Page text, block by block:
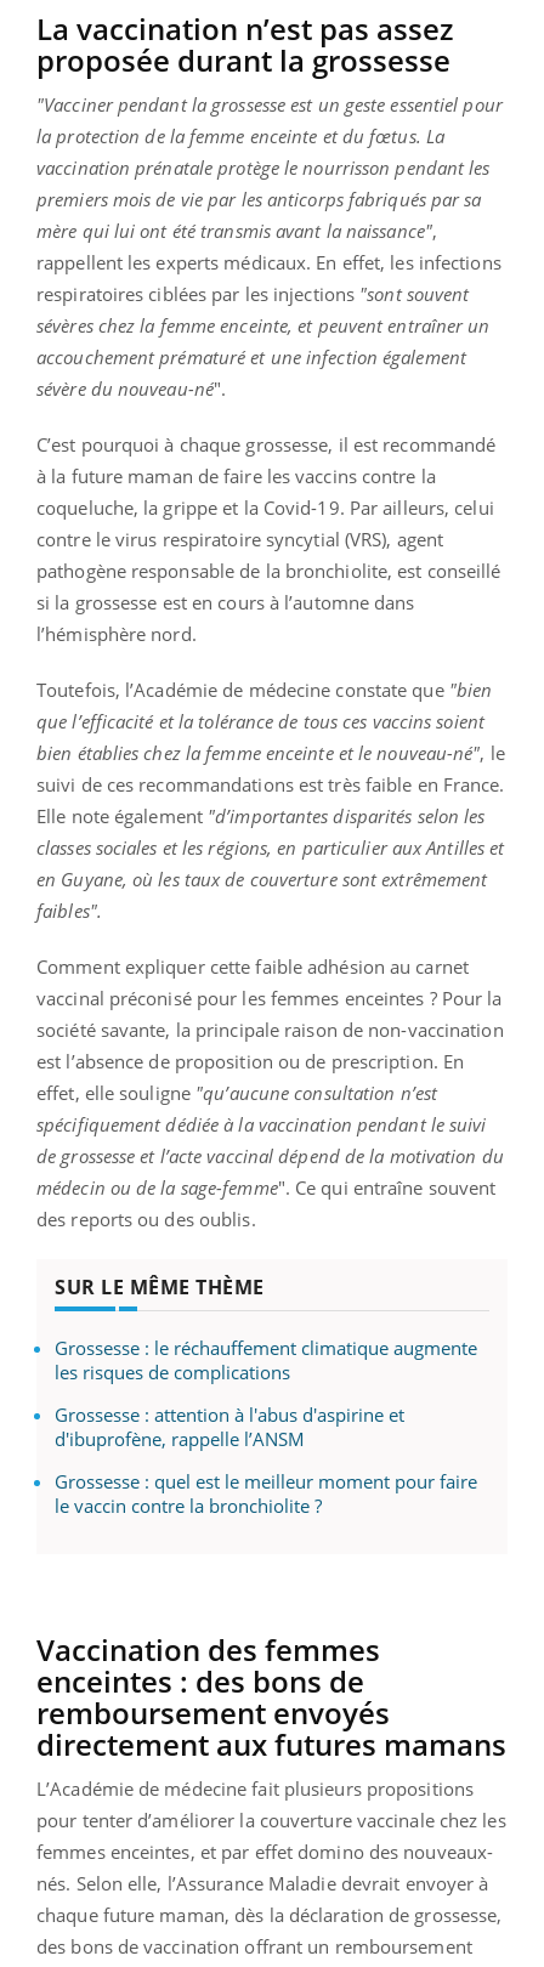
La vaccination n’est pas assez
proposée durant la grossesse
"Vacciner pendant la grossesse est un geste essentiel pour
la protection de la femme enceinte et du fœtus. La
vaccination prénatale protège le nourrisson pendant les
premiers mois de vie par les anticorps fabriqués par sa
mère qui lui ont été transmis avant la naissance",
rappellent les experts médicaux. En effet, les infections
respiratoires ciblées par les injections "sont souvent
sévères chez la femme enceinte, et peuvent entraîner un
accouchement prématuré et une infection également
sévère du nouveau-né".
C’est pourquoi à chaque grossesse, il est recommandé
à la future maman de faire les vaccins contre la
coqueluche, la grippe et la Covid-19. Par ailleurs, celui
contre le virus respiratoire syncytial (VRS), agent
pathogène responsable de la bronchiolite, est conseillé
si la grossesse est en cours à l’automne dans
l’hémisphère nord.
Toutefois, l’Académie de médecine constate que "bien
que l’efficacité et la tolérance de tous ces vaccins soient
bien établies chez la femme enceinte et le nouveau-né", le
suivi de ces recommandations est très faible en France.
Elle note également "d’importantes disparités selon les
classes sociales et les régions, en particulier aux Antilles et
en Guyane, où les taux de couverture sont extrêmement
faibles".
Comment expliquer cette faible adhésion au carnet
vaccinal préconisé pour les femmes enceintes ? Pour la
société savante, la principale raison de non-vaccination
est l’absence de proposition ou de prescription. En
effet, elle souligne "qu’aucune consultation n’est
spécifiquement dédiée à la vaccination pendant le suivi
de grossesse et l’acte vaccinal dépend de la motivation du
médecin ou de la sage-femme". Ce qui entraîne souvent
des reports ou des oublis.
SUR LE MÊME THÈME
Grossesse : le réchauffement climatique augmente
les risques de complications
Grossesse : attention à l'abus d'aspirine et
d'ibuprofène, rappelle l’ANSM
Grossesse : quel est le meilleur moment pour faire
le vaccin contre la bronchiolite ?
Vaccination des femmes
enceintes : des bons de
remboursement envoyés
directement aux futures mamans
L’Académie de médecine fait plusieurs propositions
pour tenter d’améliorer la couverture vaccinale chez les
femmes enceintes, et par effet domino des nouveaux-
nés. Selon elle, l’Assurance Maladie devrait envoyer à
chaque future maman, dès la déclaration de grossesse,
des bons de vaccination offrant un remboursement